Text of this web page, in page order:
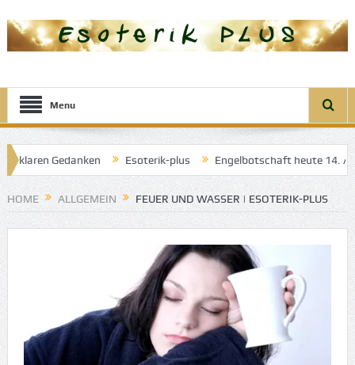
Menu
klaren Gedanken Esoterik-plus Engelbotschaft heute 14.
der guten Träume
HOME ALLGEMEIN FEUER UND WASSER | ESOTERIK-PLUS